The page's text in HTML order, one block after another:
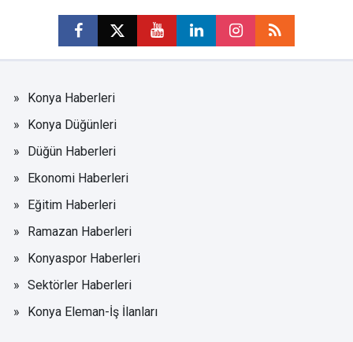
Konya Haberleri
Konya Düğünleri
Düğün Haberleri
Ekonomi Haberleri
Eğitim Haberleri
Ramazan Haberleri
Konyaspor Haberleri
Sektörler Haberleri
Konya Eleman-İş İlanları